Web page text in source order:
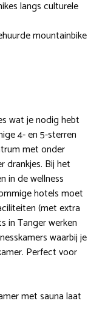
langs culturele
mountainbike
wat je nodig hebt
4- en 5-sterren
met onder
drankjes. Bij het
in de wellness
hotels moet
(met extra
in Tanger werken
waarbij je
Perfect voor
met sauna laat